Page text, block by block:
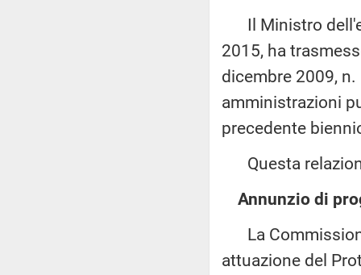
Il Ministro
2015, ha
dicembre 2009,
amministrazioni
precedente
Questa
Annunzio di
La
attuazione del